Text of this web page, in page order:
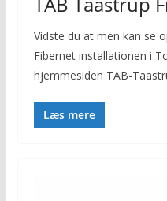
Vidste du at men kan se
Fibernet installationen i
hjemmesiden TAB-
Læs mere